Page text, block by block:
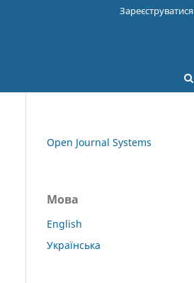
Зареєструватися
Open Journal Systems
Мова
English
Українська